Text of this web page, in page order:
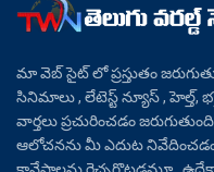
మా వెబ్ సైట్ లో ప్రస్తుతం
సినిమాలు , లేటెస్ట్ న్యూస్ , హెల్త్,
వార్తలు ప్రచురించడం
ఆలోచనను మీ ఎదుట
కావేషాలను రెచ్చగొట్టడమూ..